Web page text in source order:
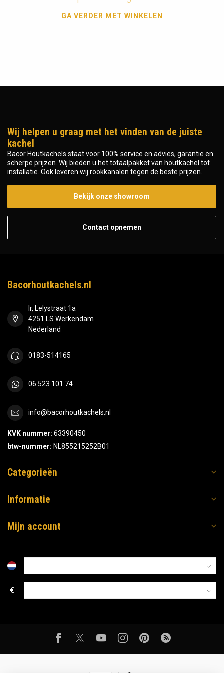
GA VERDER MET WINKELEN
Wij helpen u graag met het vinden van de juiste
kachel
Bacor Houtkachels staat voor 100% service en advies, garantie en
scherpe prijzen. Wij bieden u het totaalpakket van houtkachel tot
installatie. Ook leveren wij rookkanalen tegen de beste prijzen.
Bekijk onze showroom
Contact opnemen
Bacorhoutkachels.nl
Ir, Lelystraat 1a
4251 LS Werkendam
Nederland
0183-514165
06 523 101 74
info@bacorhoutkachels.nl
KVK nummer: 63390450
btw-nummer: NL855215252B01
Categorieën
Informatie
Mijn account
€